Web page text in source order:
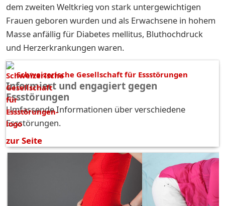
dem zweiten Weltkrieg von stark untergewichtigen
Frauen geboren wurden und als Erwachsene in hohem
Masse anfällig für Diabetes mellitus, Bluthochdruck
und Herzerkrankungen waren.
Schweizerische Gesellschaft für Essstörungen
Informiert und engagiert gegen
Essstörungen
Umfassende Informationen über verschiedene
Essstörungen.
zur Seite